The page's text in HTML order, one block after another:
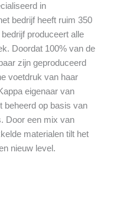
in
bedrijf heeft ruim 350
produceert alle
Doordat 100% van de
zijn geproduceerd
voetdruk van haar
eigenaar van
beheerd op basis van
Door een mix van
materialen tilt het
nieuw level.